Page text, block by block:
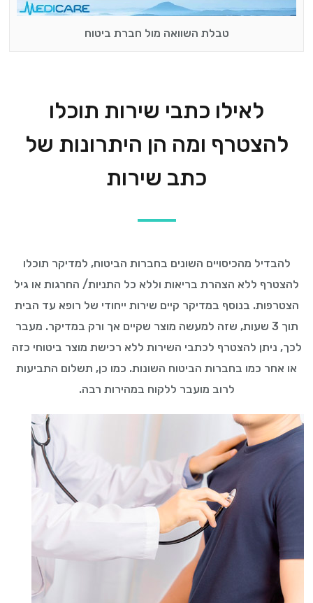
טבלת השוואה מול חברת ביטוח
לאילו כתבי שירות תוכלו
להצטרף ומה הן היתרונות של
כתב שירות
להבדיל מהכיסויים השונים בחברות הביטוח, למדיקר תוכלו
להצטרף ללא הצהרת בריאות וללא כל התניות/ החרגות או גיל
הצטרפות. בנוסף במדיקר קיים שירות ייחודי של רופא עד הבית
תוך 3 שעות, שזה למעשה מוצר שקיים אך ורק במדיקר. מעבר
לכך, ניתן להצטרף לכתבי השירות ללא רכישת מוצר ביטוחי כזה
או אחר כמו בחברות הביטוח השונות. כמו כן, תשלום התביעות
לרוב מועבר ללקוח במהירות רבה.